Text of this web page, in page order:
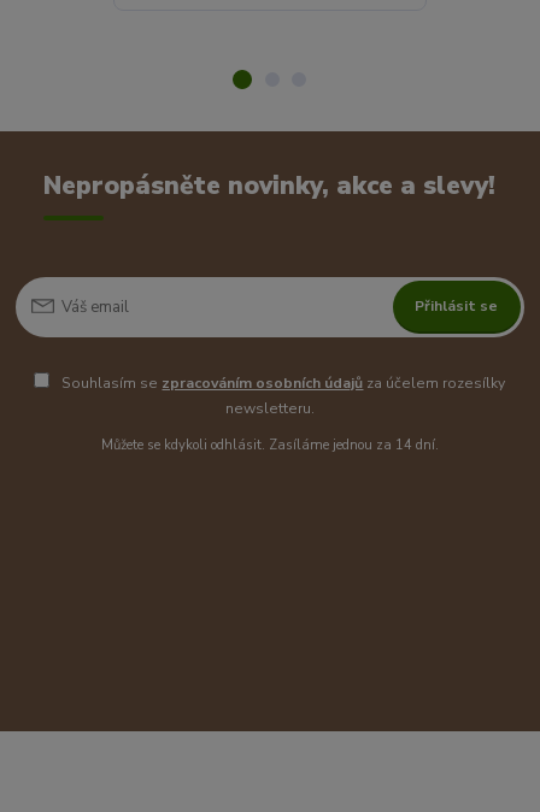
Nepropásněte novinky, akce a slevy!
Přihlásit se
Souhlasím se zpracováním osobních údajů za účelem rozesílky
newsletteru.
Můžete se kdykoli odhlásit. Zasíláme jednou za 14 dní.